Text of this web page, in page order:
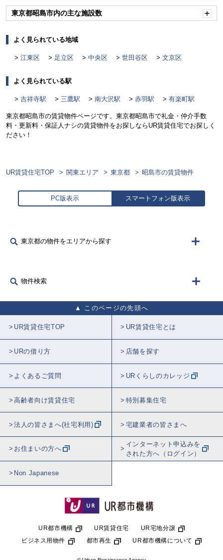
東京都昭島市内の主な施設数
よく見られている地域
江東区 足立区 中央区 世田谷区 文京区
よく見られている駅
吉祥寺駅 三鷹駅 南大沢駅 赤羽駅 有楽町駅
東京都昭島市の賃貸物件ページです。東京都昭島市で礼金・仲介手数
料・更新料・保証人ナシの賃貸物件をお探しならUR賃貸住宅でお探しく
ださい！
UR賃貸住宅TOP 関東エリア 東京都 昭島市の賃貸物件
PC版表示 スマートフォン版表示
東京都の物件をエリアから探す
物件検索
このページの先頭へ
UR賃貸住宅TOP UR賃貸住宅とは
URの借り方 店舗を探す
よくあるご質問 URくらしのカレッジ
高齢者向け賃貸住宅 特別募集住宅
法人の皆さまへ(社宅利用) 宅建業者の皆さまへ
お住まいの方へ
インターネット申込みを
された方へ（ログイン）
Non Japanese
UR都市機構 UR賃貸住宅
UR宅地分譲
ビジネス用物件
都市再生 UR都市機構について